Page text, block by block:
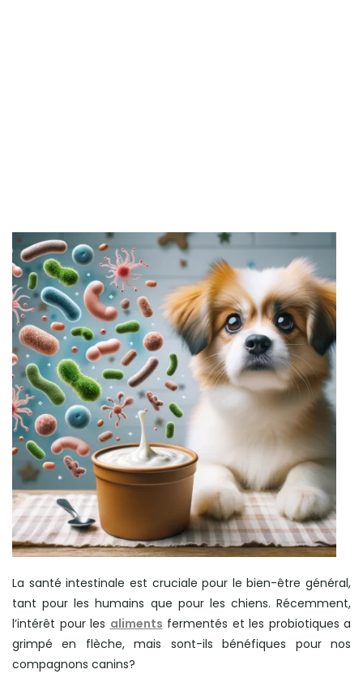
La santé intestinale est cruciale pour le bien-être général,
tant pour les humains que pour les chiens. Récemment,
l’intérêt pour les aliments fermentés et les probiotiques a
grimpé en flèche, mais sont-ils bénéfiques pour nos
compagnons canins?